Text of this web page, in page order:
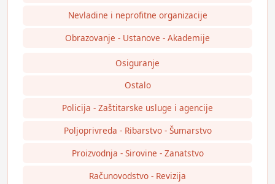
Nevladine i neprofitne organizacije
Obrazovanje - Ustanove - Akademije
Osiguranje
Ostalo
Policija - Zaštitarske usluge i agencije
Poljoprivreda - Ribarstvo - Šumarstvo
Proizvodnja - Sirovine - Zanatstvo
Računovodstvo - Revizija